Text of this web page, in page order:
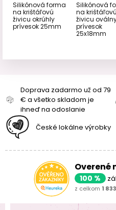
Silikónová forma
na krištáľovú
živicu okrúhly
prívesok 25mm
Silikónová
na krištáľovú
živicu
prívesok
25x18mm
Doprava zadarmo už od 79
€ a všetko skladom je
ihneď na odoslanie
České lokálne výrobky
Overené
100 %
z celkom 1